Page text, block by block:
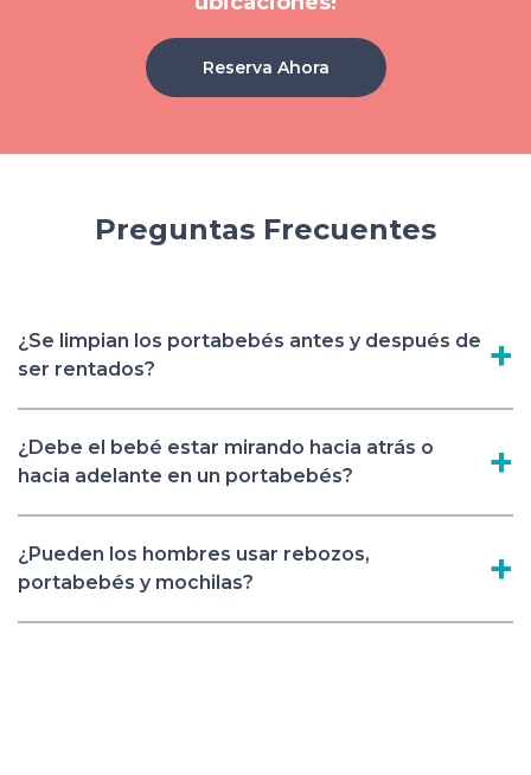
Reserva Ahora
Preguntas Frecuentes
¿Se limpian los portabebés antes y después de
ser rentados?
¿Debe el bebé estar mirando hacia atrás o
hacia adelante en un portabebés?
¿Pueden los hombres usar rebozos,
portabebés y mochilas?